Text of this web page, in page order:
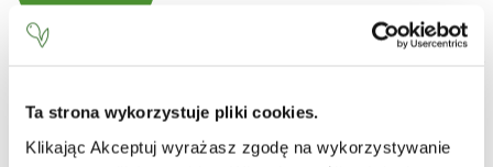
Ta strona wykorzystuje pliki cookies.
Klikając Akceptuj wyrażasz zgodę na wykorzystywanie
Aplicar una pequeña cantidad de gel y masajear en la piel.
Empezando bajo el lugar del malestar y moviendo hacia